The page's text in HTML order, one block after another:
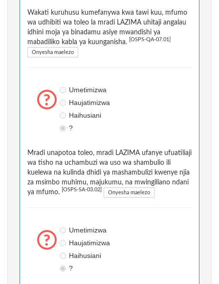
Wakati kuruhusu kumefanywa kwa tawi kuu, mfumo
wa udhibiti wa toleo la mradi LAZIMA uhitaji angalau
idhini moja ya binadamu asiye mwandishi ya
mabadiliko kabla ya kuunganisha.
[OSPS-QA-07.01]
Onyesha maelezo
Umetimizwa
Haujatimizwa
Haihusiani
?
Mradi unapotoa toleo, mradi LAZIMA ufanye ufuatiliaji
wa tisho na uchambuzi wa uso wa shambulio ili
kuelewa na kulinda dhidi ya mashambulizi kwenye njia
za msimbo muhimu, majukumu, na mwingiliano ndani
ya mfumo.
[OSPS-SA-03.02] Onyesha maelezo
Umetimizwa
Haujatimizwa
Haihusiani
?